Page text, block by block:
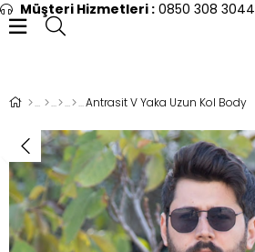
Müşteri Hizmetleri : 0850 308 3044
Antrasit V Yaka Uzun Kol Body